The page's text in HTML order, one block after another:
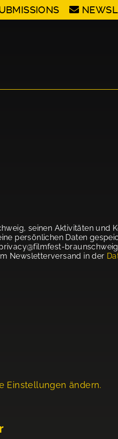
seinen Aktivitäten und
persönlichen Daten
Newsletterversand in der
Einstellungen ändern.